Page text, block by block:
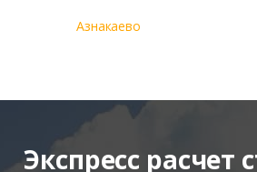
Азнакаево
Экспресс расчет